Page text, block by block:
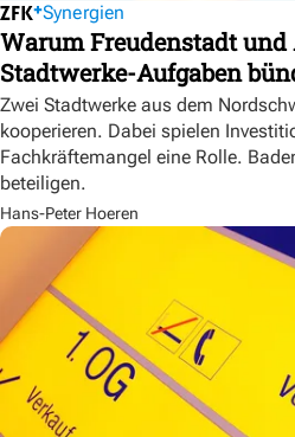
Synergien
Warum Freudenstadt
Stadtwerke-Aufgaben
Zwei Stadtwerke aus dem
kooperieren. Dabei spielen
Fachkräftemangel eine Rolle.
beteiligen.
Hans-Peter Hoeren